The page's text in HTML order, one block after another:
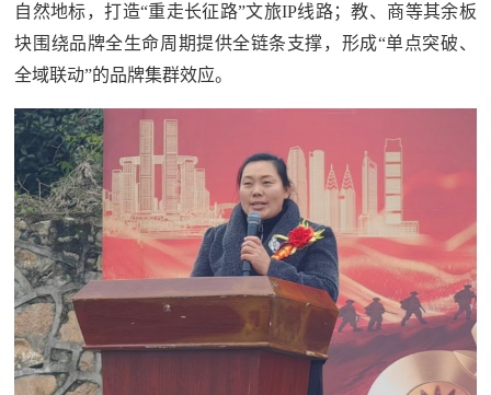
务
退
役
军
服
务
文
化
国
防
文
化
国
红
文
自然地标，打造“重走长征路”文旅IP线路；教、商等其余板
块围绕品牌全生命周期提供全链条支撑，形成“单点突破、
全域联动”的品牌集群效应。